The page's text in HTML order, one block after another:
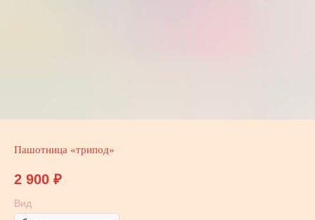
Пашотница «трипод»
2 900 ₽
Вид